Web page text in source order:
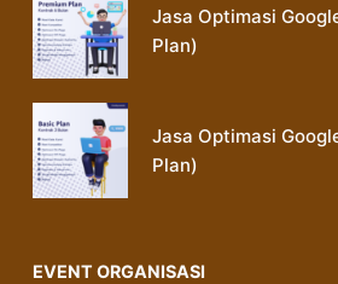
Jasa Optimasi
Plan)
Jasa Optimasi
Plan)
EVENT ORGANISASI